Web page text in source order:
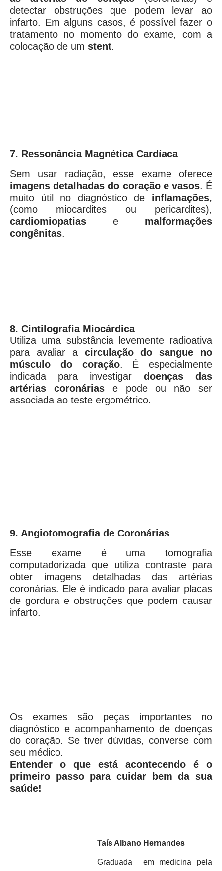
detectar obstruções que podem levar ao
infarto. Em alguns casos, é possível fazer o
tratamento no momento do exame, com a
colocação de um stent.
7. Ressonância Magnética Cardíaca
Sem usar radiação, esse exame oferece
imagens detalhadas do coração e vasos. É
muito útil no diagnóstico de inflamações,
(como miocardites ou pericardites),
cardiomiopatias e malformações
congênitas.
8. Cintilografia Miocárdica
Utiliza uma substância levemente radioativa
para avaliar a circulação do sangue no
músculo do coração. É especialmente
indicada para investigar doenças das
artérias coronáriase pode ou não ser
associada ao teste ergométrico.
9. Angiotomografia de Coronárias
Esse exame é uma tomografia
computadorizada que utiliza contraste para
obter imagens detalhadas das artérias
coronárias. Ele é indicado para avaliar placas
de gordura e obstruções que podem causar
infarto.
Os exames são peças importantes no
diagnóstico e acompanhamento de doenças
do coração. Se tiver dúvidas, converse com
seu médico.
Entender o que está acontecendo é o
primeiro passo para cuidar bem da sua
saúde!
Taís Albano Hernandes
Graduada em medicina pela